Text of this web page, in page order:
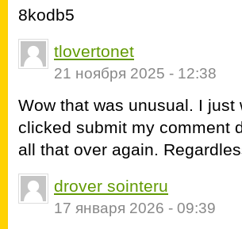
8kodb5
tlovertonet
21 ноября 2025 - 12:38
Wow that was unusual. I
clicked submit my comment
all that over again.
drover sointeru
17 января 2026 - 09:39